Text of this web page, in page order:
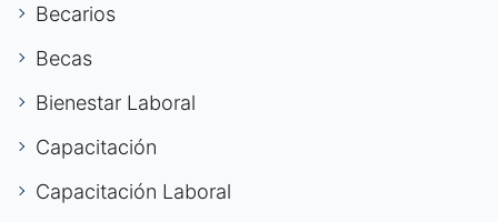
Becarios
Becas
Bienestar Laboral
Capacitación
Capacitación Laboral